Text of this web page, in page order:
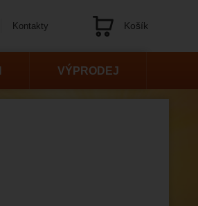
VÝPRODEJ
Kontakty Košík